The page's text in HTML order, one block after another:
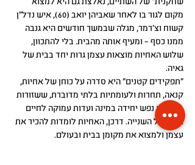
מקום לגור בו לאחר שאביהן יואב (60), איש נדל"ן
קשוח וצ'רמר, מגלה שבמשך חודשים היא גנבה
ממנו כסף – ומעיף אותה מהבית. בלי להתכוון,
שלוש האחיות מוצאות עצמן גרות יחד בבית של
גאיה.
"תפקידים קטנים" היא סדרה על כוחן של אחיות,
קנאה, תחרות ולעומתיות בלתי מדוברת, ששזורות
בחברות נפש יחידה במינה ועדות עמוקה לחיים
אחת של השנייה. דרכן, האחיות לומדות להכיר את
עצמן ולמצוא את מקומן בבית ובעולם.